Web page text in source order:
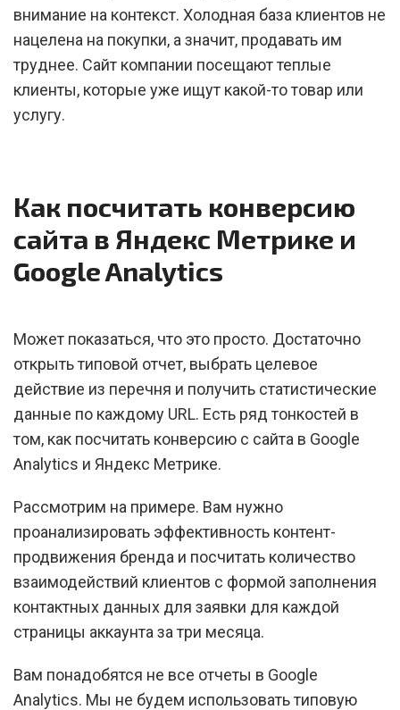
внимание на контекст. Холодная база клиентов не
нацелена на покупки, а значит, продавать им
труднее. Сайт компании посещают теплые
клиенты, которые уже ищут какой-то товар или
услугу.
Как посчитать конверсию
сайта в Яндекс Метрике и
Google Analytics
Может показаться, что это просто. Достаточно
открыть типовой отчет, выбрать целевое
действие из перечня и получить статистические
данные по каждому URL. Есть ряд тонкостей в
том, как посчитать конверсию с сайта в Google
Analytics и Яндекс Метрике.
Рассмотрим на примере. Вам нужно
проанализировать эффективность контент-
продвижения бренда и посчитать количество
взаимодействий клиентов с формой заполнения
контактных данных для заявки для каждой
страницы аккаунта за три месяца.
Вам понадобятся не все отчеты в Google
Analytics. Мы не будем использовать типовую